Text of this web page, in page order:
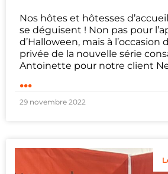
Nos hôtes et hôtesses
se déguisent ! Non pas pour
d’Halloween, mais à l’occasion
privée de la nouvelle série
Antoinette pour notre client
...
29 novembre 2022